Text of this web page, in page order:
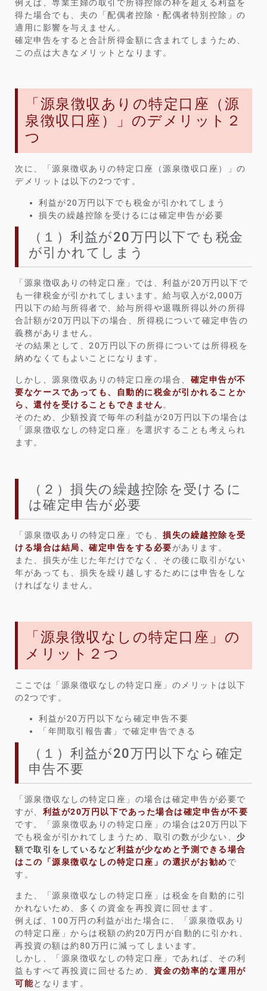
例えば、専業主婦の取引で所得控除の枠を超える利益を
得た場合でも、夫の「配偶者控除・配偶者特別控除」の
適用に影響を与えません。
確定申告をすると合計所得金額に含まれてしまうため、
この点は大きなメリットとなります。
「源泉徴収ありの特定口座（源
泉徴収口座）」のデメリット２
つ
次に、「源泉徴収ありの特定口座（源泉徴収口座）」の
デメリットは以下の2つです。
利益が20万円以下でも税金が引かれてしまう
損失の繰越控除を受けるには確定申告が必要
（１）利益が20万円以下でも税金
が引かれてしまう
「源泉徴収ありの特定口座」では、利益が20万円以下で
も一律税金が引かれてしまいます。給与収入が2,000万
円以下の給与所得者で、給与所得や退職所得以外の所得
合計額が20万円以下の場合、所得税について確定申告の
義務がありません。
その結果として、20万円以下の所得については所得税を
納めなくてもよいことになります。
しかし、源泉徴収ありの特定口座の場合、 確定申告が不
要なケースであっても、自動的に税金が引かれることか
ら、還付を受けることもできません。
そのため、少額投資で毎年の利益が20万円以下の場合は
「源泉徴収なしの特定口座」を選択することも考えられ
ます。
（２）損失の繰越控除を受けるに
は確定申告が必要
「源泉徴収ありの特定口座」でも、 損失の繰越控除を受
ける場合は結局、確定申告をする必要があります。
また、損失が生じた年だけでなく、その後に取引がない
年があっても、損失を繰り越しするためには申告をしな
ければなりません。
「源泉徴収なしの特定口座」の
メリット２つ
ここでは「源泉徴収なしの特定口座」のメリットは以下
の2つです。
利益が20万円以下なら確定申告不要
「年間取引報告書」で確定申告できる
（１）利益が20万円以下なら確定
申告不要
「源泉徴収なしの特定口座」の場合は確定申告が必要で
すが、 利益が20万円以下であった場合は確定申告が不要
です。「源泉徴収ありの特定口座」の場合は20万円以下
でも税金が引かれてしまうため、取引の数が少ない、 少
額で取引をしているなど利益が少なめと予測できる場合
はこの「源泉徴収なしの特定口座」の選択がお勧めで
す。
また、「源泉徴収なしの特定口座」は税金を自動的に引
かれないため、多くの資金を再投資に回せます。
例えば、100万円の利益が出た場合に、「源泉徴収あり
の特定口座」からは税額の約20万円が自動的に引かれ、
再投資の額は約80万円に減ってしまいます。
しかし、「源泉徴収なしの特定口座」であれば、その利
益もすべて再投資に回せるため、 資金の効率的な運用が
可能となります。